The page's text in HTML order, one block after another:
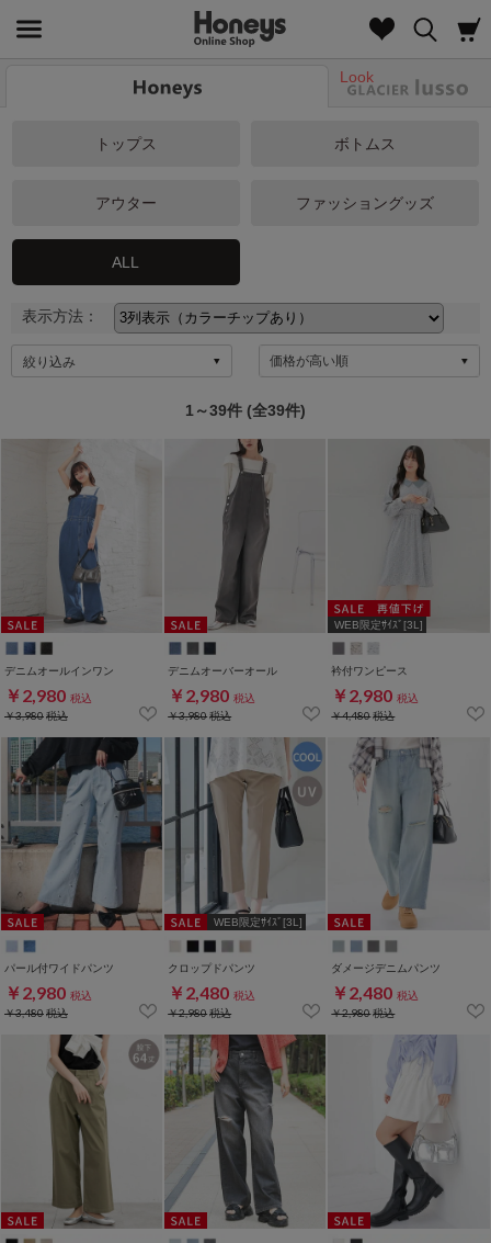
Look
トップス ボトムス
アウター ファッショングッズ
ALL
表示方法：
絞り込み
1～39件 (全39件)
デニムオールインワン
￥2,980 税込
￥3,980税込
デニムオーバーオール
￥2,980 税込
￥3,980税込
WEB限定ｻｲｽﾞ[3L]
衿付ワンピース
￥2,980 税込
￥4,480税込
パール付ワイドパンツ
￥2,980 税込
￥3,480税込
WEB限定ｻｲｽﾞ[3L]
クロップドパンツ
￥2,480 税込
￥2,980税込
ダメージデニムパンツ
￥2,480 税込
￥2,980税込